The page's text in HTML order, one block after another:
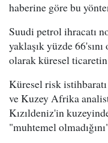
haberine göre bu
Suudi petrol ihracatı
yaklaşık yüzde
olarak küresel
Küresel risk
ve Kuzey Afrika
Kızıldeniz'in
"muhtemel